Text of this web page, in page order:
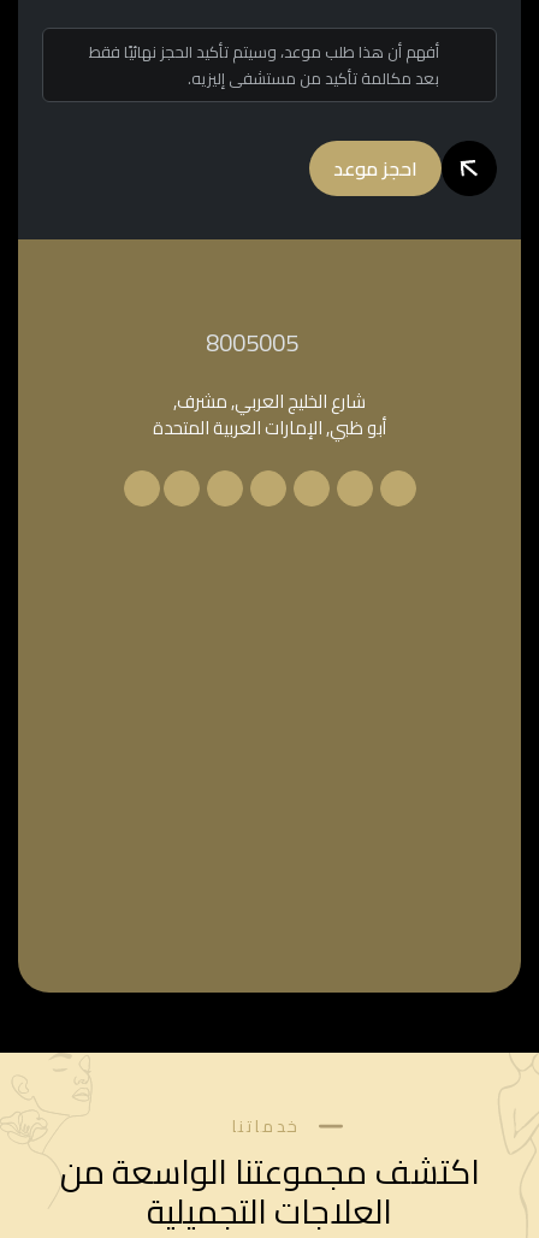
أفهم أن هذا طلب موعد، وسيتم تأكيد الحجز نهائيًا فقط
بعد مكالمة تأكيد من مستشفى إليزيه.
احجز موعد
شارع الخليج العربي, مشرف,
أبو ظبي, الإمارات العربية المتحدة
خدماتنا
اكتشف مجموعتنا الواسعة من
العلاجات التجميلية